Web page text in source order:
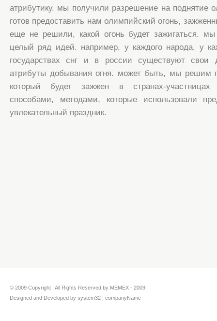
атрибутику. мы получили разрешение на поднятие
готов предоставить нам олимпийский огонь,
еще не решили, какой огонь будет зажигаться.
целый ряд идей. например, у каждого народа, у
государствах снг и в россии существуют свои
атрибуты добывания огня. может быть, мы решим
который будет зажжен в странах-
способами, методами, которые использовали
увлекательный праздник.
© 2009 Copyright : All Rights Reserved by MEMEX - 2009.
Designed and Developed by system32 | companyName